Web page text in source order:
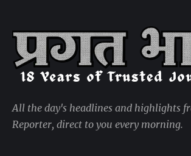
All the day's headlines and highlights
Reporter, direct to you every morning.